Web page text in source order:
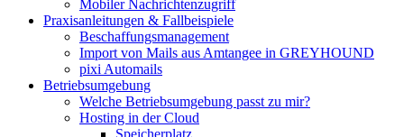
Mobiler Nachrichtenzugriff
Praxisanleitungen & Fallbeispiele
Beschaffungsmanagement
Import von Mails aus Amtangee in GREYHOUND
pixi Automails
Betriebsumgebung
Welche Betriebsumgebung passt zu mir?
Hosting in der Cloud